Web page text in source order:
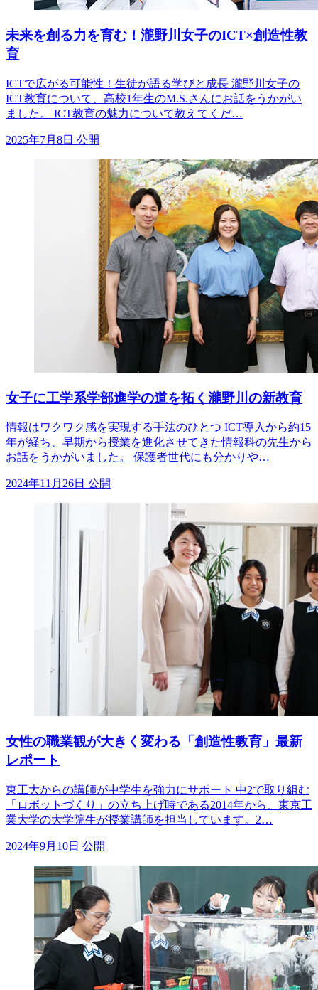
未来を創る力を育む！瀧野川女子のICT×創造性教
育
ICTで広がる可能性！生徒が語る学びと成長 瀧野川女子の
ICT教育について、高校1年生のM.S.さんにお話をうかがい
ました。 ICT教育の魅力について教えてくだ…
2025年7月8日 公開
女子に工学系学部進学の道を拓く瀧野川の新教育
情報はワクワク感を実現する手法のひとつ ICT導入から約15
年が経ち、早期から授業を進化させてきた情報科の先生から
お話をうかがいました。 保護者世代にも分かりや…
2024年11月26日 公開
女性の職業観が大きく変わる「創造性教育」最新
レポート
東工大からの講師が中学生を強力にサポート 中2で取り組む
「ロボットづくり」の立ち上げ時である2014年から、東京工
業大学の大学院生が授業講師を担当しています。2…
2024年9月10日 公開